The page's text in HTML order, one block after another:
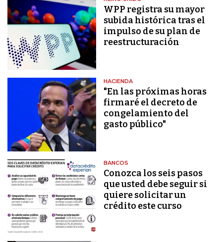
WPP registra su mayor
subida histórica tras el
impulso de su plan de
reestructuración
HACIENDA
"En las próximas horas
firmaré el decreto de
congelamiento del
gasto público"
BANCOS
Conozca los seis pasos
que usted debe seguir si
quiere solicitar un
crédito este curso